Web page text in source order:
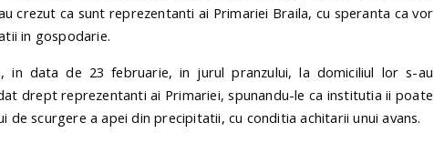
crezut ca sunt reprezentanti ai Primariei Braila, cu speranta ca vor
in gospodarie.
in data de 23 februarie, in jurul pranzului, la domiciliul lor s-au
drept reprezentanti ai Primariei, spunandu-le ca institutia ii poate
de scurgere a apei din precipitatii, cu conditia achitarii unui avans.